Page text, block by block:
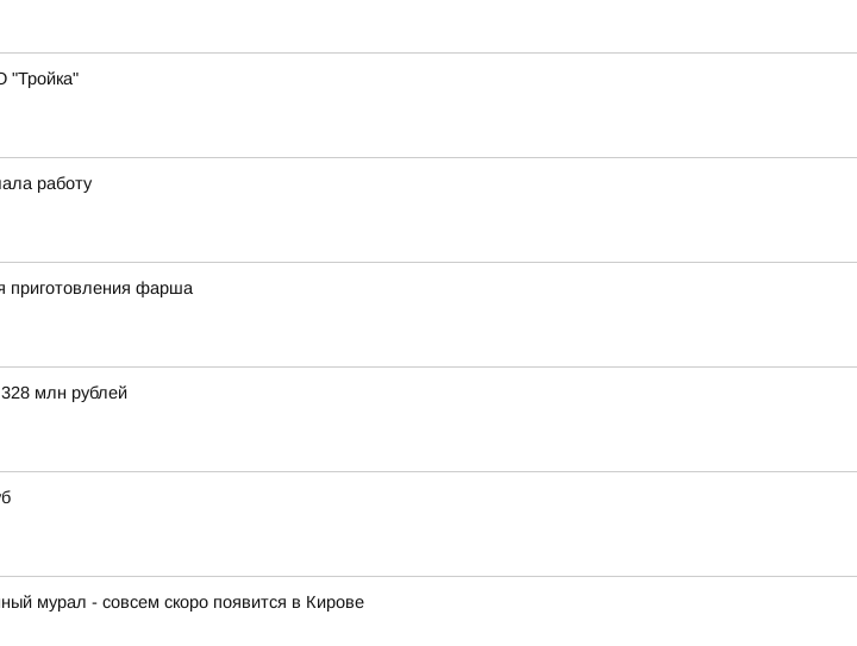
"Тройка"
работу
приготовления фарша
млн рублей
мурал - совсем скоро появится в Кирове